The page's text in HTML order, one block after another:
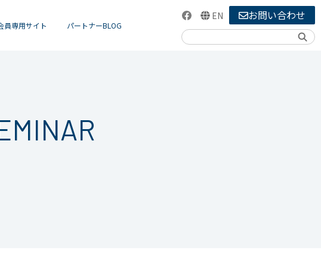
員専用サイト パートナーBLOG
EN お問い合わせ
検索